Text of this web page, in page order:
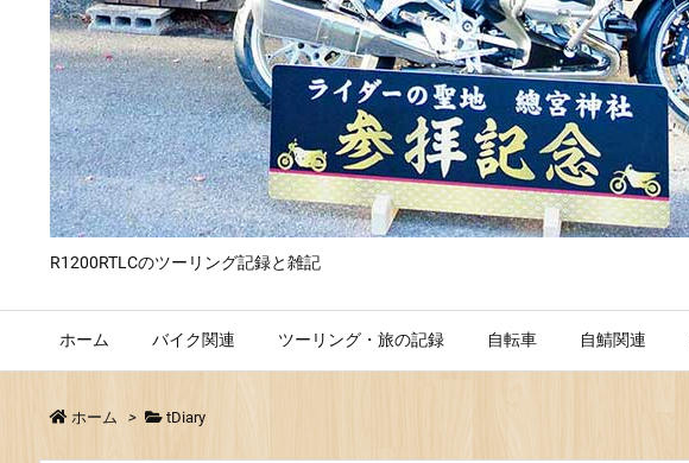
R1200RTLCのツーリング記録と雑記
ホーム バイク関連 ツーリング・旅の記録 自転車 自鯖関連
ホーム > tDiary